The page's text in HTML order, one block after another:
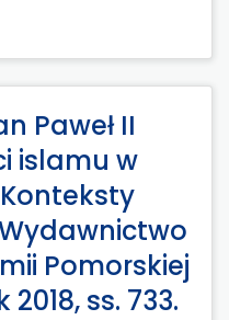
Paweł II
islamu w
Pomorskiej
2018, ss. 733.